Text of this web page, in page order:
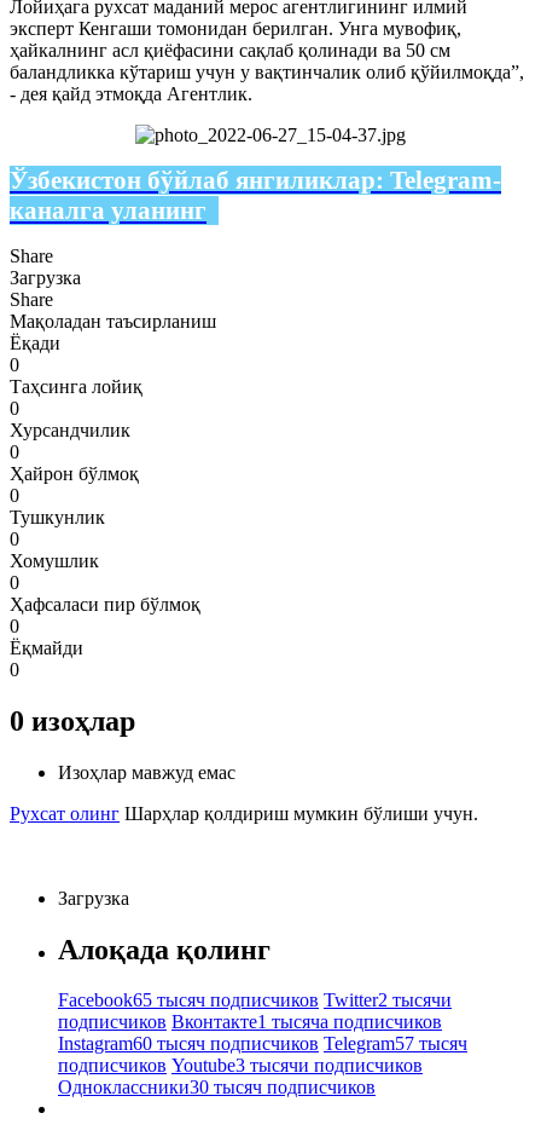
Лойиҳага рухсат маданий мерос агентлигининг илмий
эксперт Кенгаши томонидан берилган. Унга мувофиқ,
ҳайкалнинг асл қиёфасини сақлаб қолинади ва 50 см
баландликка кўтариш учун у вақтинчалик олиб қўйилмоқда”,
- дея қайд этмоқда Агентлик.
Ўзбекистон бўйлаб янгиликлар: Telegram-
каналга уланинг
Share
Загрузка
Share
Мақоладан таъсирланиш
Ёқади
0
Таҳсинга лойиқ
0
Хурсандчилик
0
Ҳайрон бўлмоқ
0
Тушкунлик
0
Хомушлик
0
Ҳафсаласи пир бўлмоқ
0
Ёқмайди
0
0 изоҳлар
Изоҳлар мавжуд емас
Рухсат олинг Шарҳлар қолдириш мумкин бўлиши учун.
Загрузка
Алоқада қолинг
Facebook65 тысяч подписчиков Twitter2 тысячи
подписчиков Вконтакте1 тысяча подписчиков
Instagram60 тысяч подписчиков Telegram57 тысяч
подписчиков Youtube3 тысячи подписчиков
Одноклассники30 тысяч подписчиков